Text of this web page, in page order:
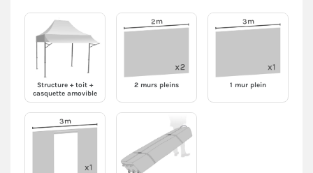
Structure + toit +
casquette amovible
2 murs pleins 1 mur plein